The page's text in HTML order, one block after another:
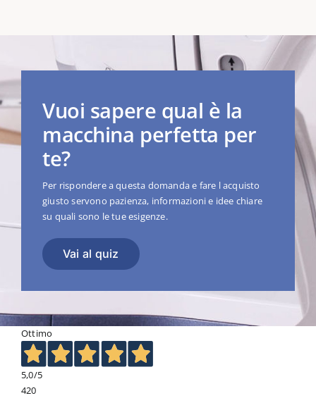
Vuoi sapere qual è la
macchina perfetta per
te?
Per rispondere a questa domanda e fare l acquisto
giusto servono pazienza, informazioni e idee chiare
su quali sono le tue esigenze.
Vai al quiz
Ottimo
5,0/5
420